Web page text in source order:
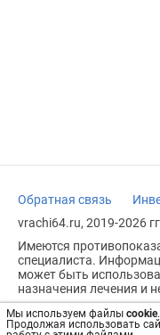
Мы используем файлы cookie.
Продолжая использовать
Обратная связь
vrachi64.ru, 2019-2026
Имеются
специалиста.
может быть
назначения лечения и
Возрастное